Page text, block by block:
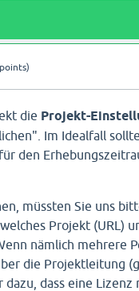
die Projekt-
Im Idealfall
den
müssten Sie uns
Projekt (URL)
nämlich mehrere
die Projektleitung
dass eine